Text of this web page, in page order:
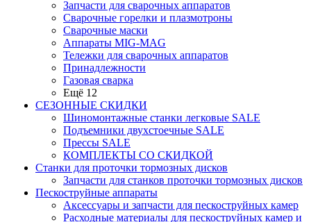
Запчасти для сварочных аппаратов
Сварочные горелки и плазмотроны
Сварочные маски
Аппараты MIG-MAG
Тележки для сварочных аппаратов
Принадлежности
Газовая сварка
Ещё 12
СЕЗОННЫЕ СКИДКИ
Шиномонтажные станки легковые SALE
Подъемники двухстоечные SALE
Прессы SALE
КОМПЛЕКТЫ СО СКИДКОЙ
Станки для проточки тормозных дисков
Запчасти для станков проточки тормозных дисков
Пескоструйные аппараты
Аксессуары и запчасти для пескоструйных камер
Расходные материалы для пескоструйных камер и